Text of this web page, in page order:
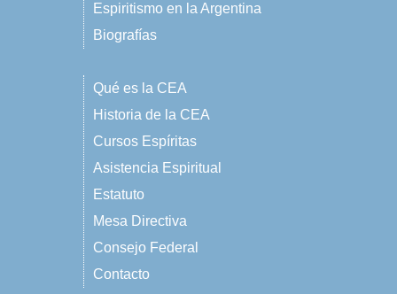
Espiritismo en la Argentina
Biografías
Qué es la CEA
Historia de la CEA
Cursos Espíritas
Asistencia Espiritual
Estatuto
Mesa Directiva
Consejo Federal
Contacto